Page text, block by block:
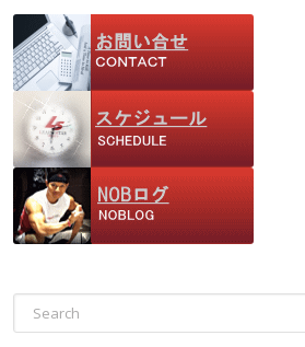
b
o
o
k
e
n
g
er
er